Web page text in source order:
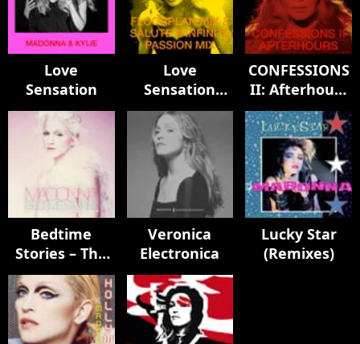
Love
Sensation
Love
Sensation
Remixes
CONFESSIONS
II: Afterhours
Edition
Bedtime
Stories – The
Untold
Chapter
Veronica
Electronica
Lucky Star
(Remixes)